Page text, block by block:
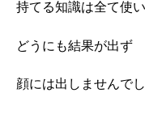
持てる知識は全て使い
どうにも結果が出ず
顔には出しませんで